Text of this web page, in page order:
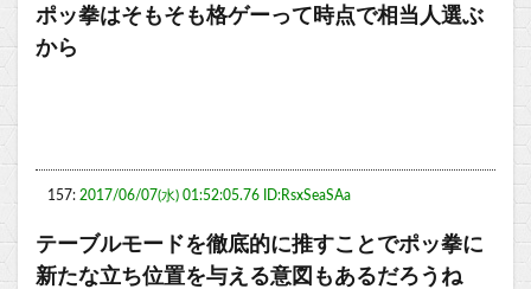
ポッ拳はそもそも格ゲーって時点で相当人選ぶ
から
157: 2017/06/07(水) 01:52:05.76 ID:RsxSeaSAa
テーブルモードを徹底的に推すことでポッ拳に
新たな立ち位置を与える意図もあるだろうね